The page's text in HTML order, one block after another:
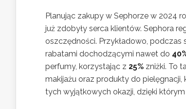
Planując zakupy w Sephorze w 2024
już zdobyły serca klientów. Sephora
oszczędności. Przykładowo, podczas
rabatami dochodzącymi nawet do
perfumy, korzystając z 25% zniżki. To
makijażu oraz produkty do
tych wyjątkowych okazji, dzięki